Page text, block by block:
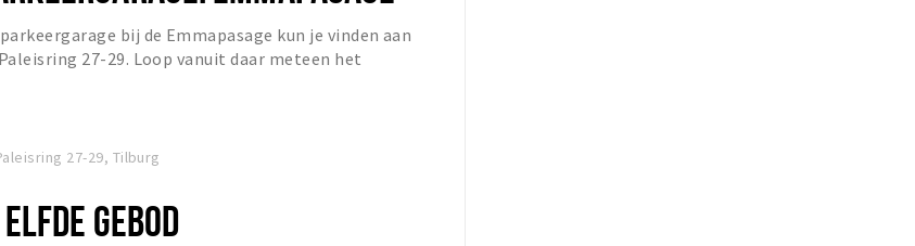
bij de Emmapasage kun je vinden aan
27-29. Loop vanuit daar meteen het
27-29, Tilburg
GEBOD